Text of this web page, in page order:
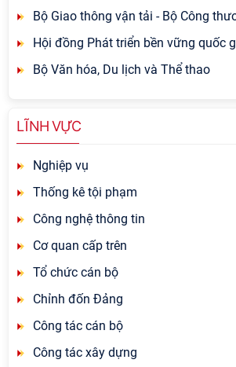
Bộ Giao thông vận tải - Bộ Công
Hội đồng Phát triển bền vững quốc
Bộ Văn hóa, Du lịch và Thể thao
LĨNH VỰC
Nghiệp vụ
Thống kê tội phạm
Công nghệ thông tin
Cơ quan cấp trên
Tổ chức cán bộ
Chỉnh đốn Đảng
Công tác cán bộ
Công tác xây dựng